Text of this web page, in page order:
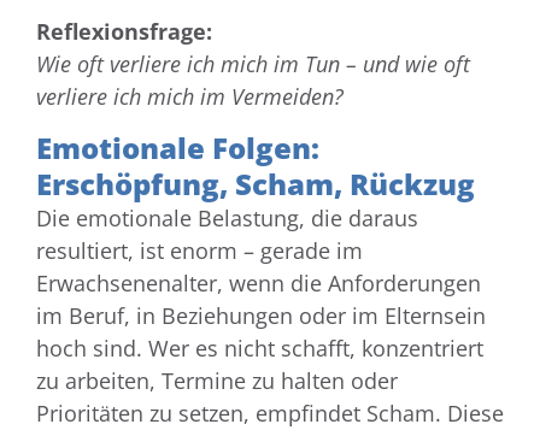
Reflexionsfrage:
Wie oft verliere ich mich im Tun – und wie oft
verliere ich mich im Vermeiden?
Emotionale Folgen:
Erschöpfung, Scham, Rückzug
Die emotionale Belastung, die daraus
resultiert, ist enorm – gerade im
Erwachsenenalter, wenn die Anforderungen
im Beruf, in Beziehungen oder im Elternsein
hoch sind. Wer es nicht schafft, konzentriert
zu arbeiten, Termine zu halten oder
Prioritäten zu setzen, empfindet Scham. Diese